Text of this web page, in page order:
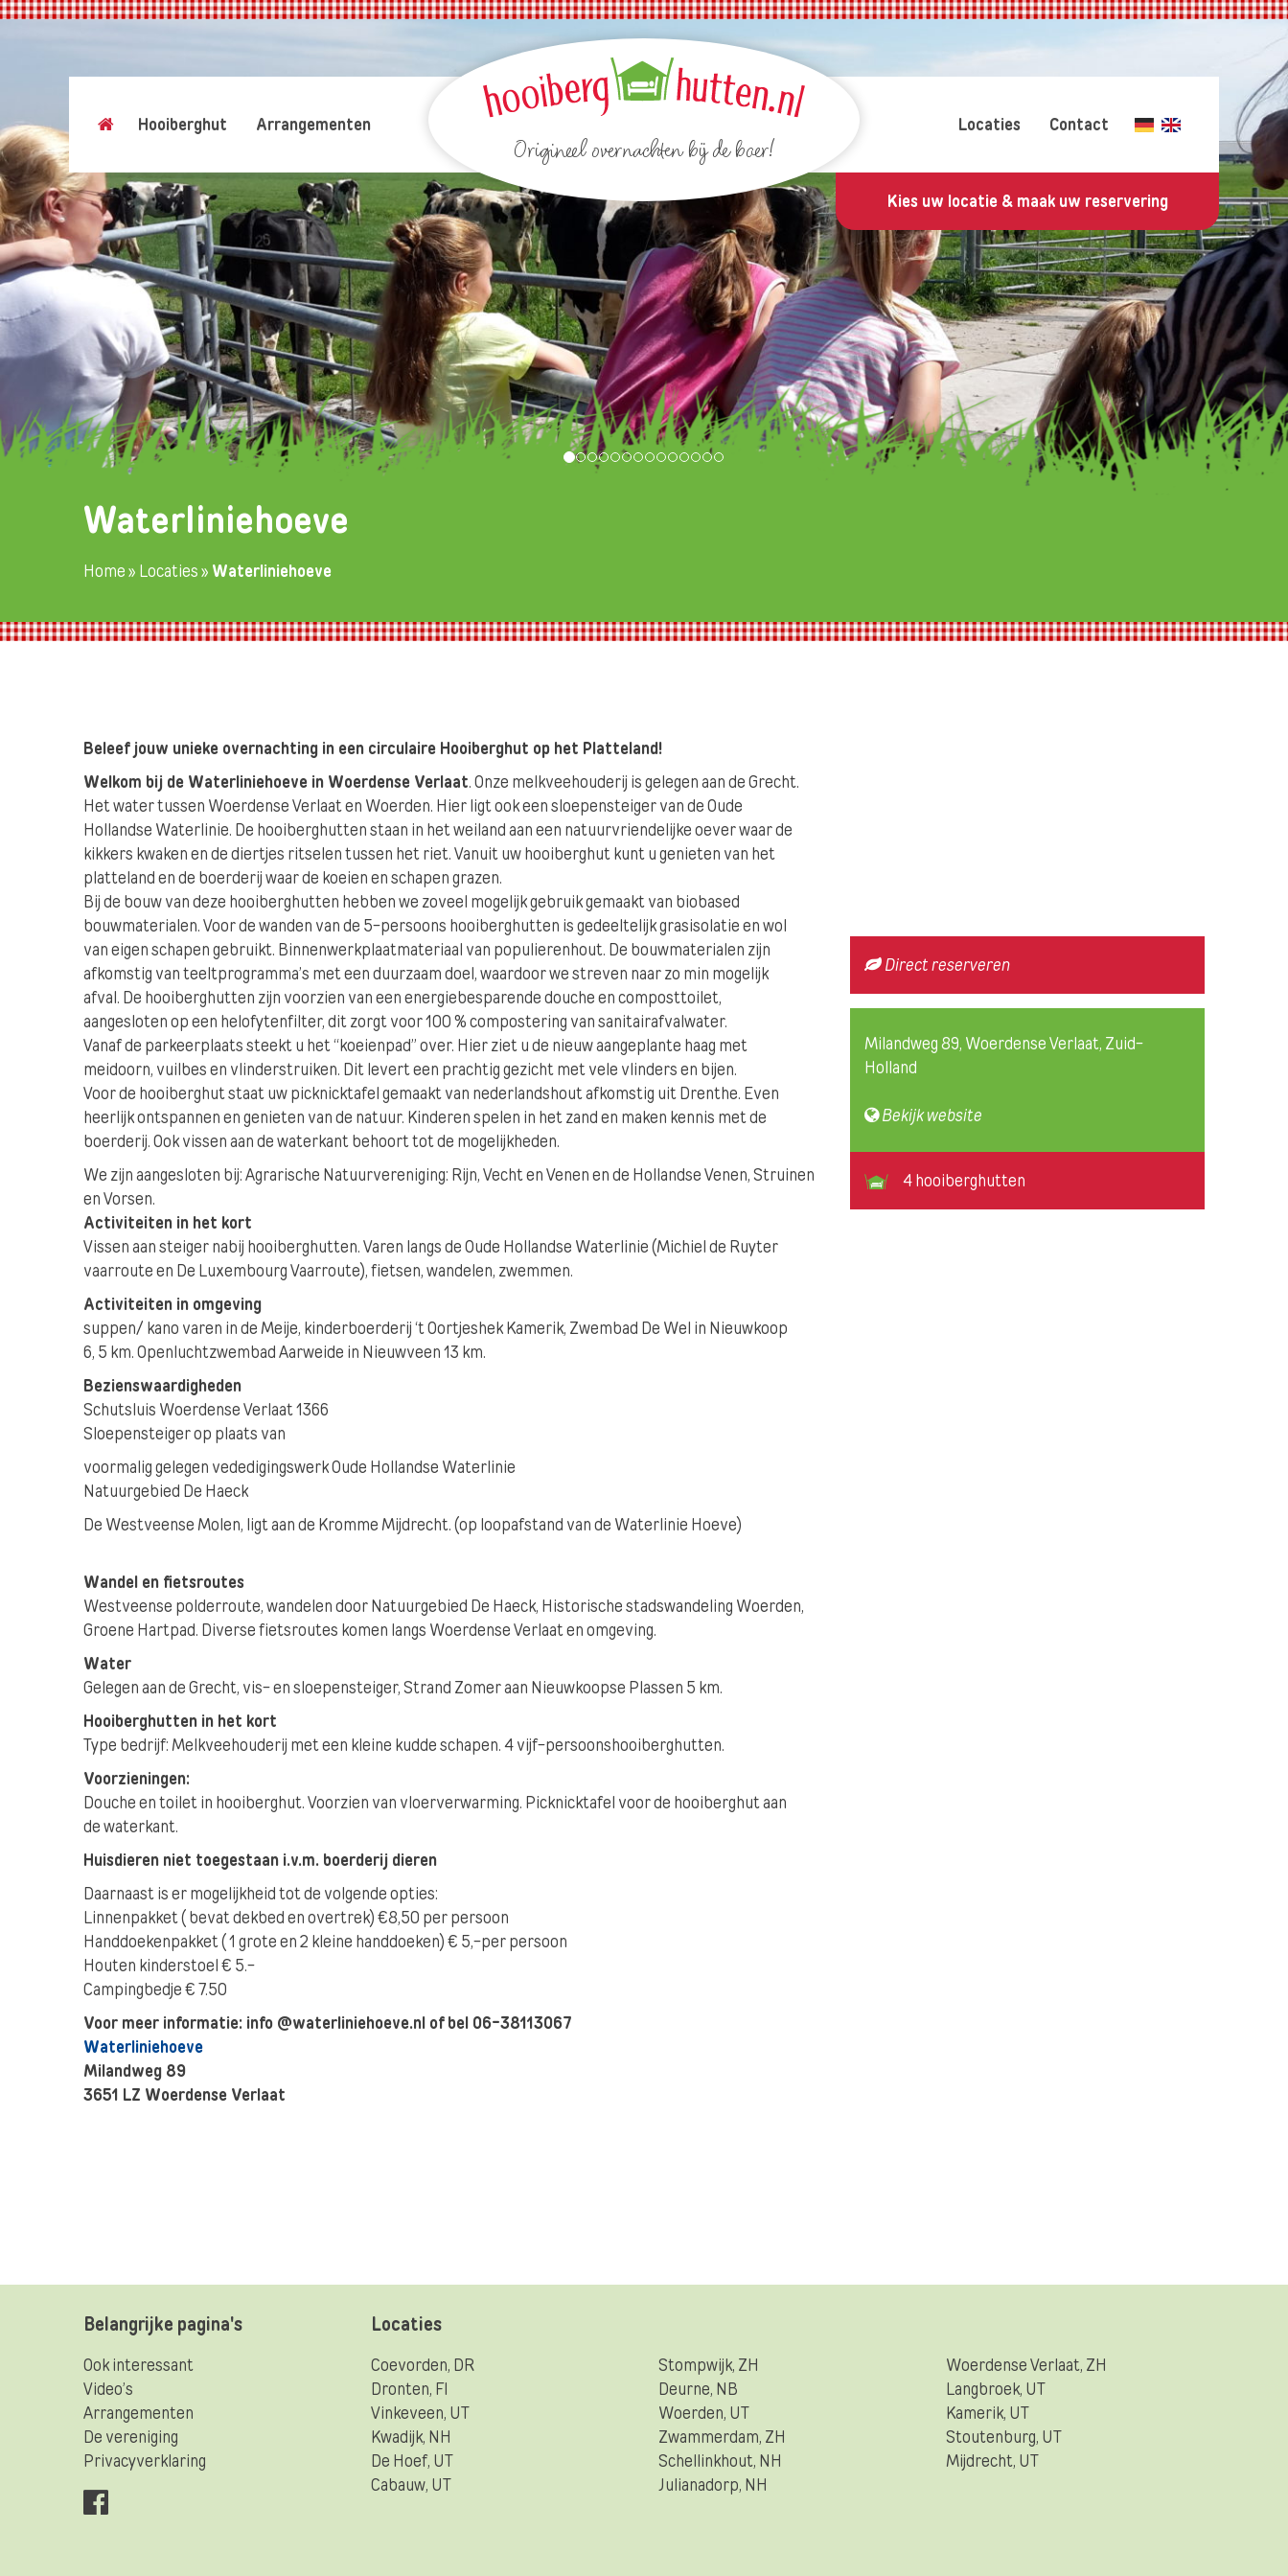
Origineel overnachten bij de boer!
Hooiberghut Arrangementen Contact
Locaties
Kies uw locatie & maak uw reservering
Waterliniehoeve
Home» Locaties» Waterliniehoeve
Beleef jouw unieke overnachting in een circulaire Hooiberghut op het Platteland!
Welkom bij de Waterliniehoeve in Woerdense Verlaat. Onze melkveehouderij is gelegen aan de Grecht.
Het water tussen Woerdense Verlaat en Woerden. Hier ligt ook een sloepensteiger van de Oude
Hollandse Waterlinie. De hooiberghutten staan in het weiland aan een natuurvriendelijke oever waar de
kikkers kwaken en de diertjes ritselen tussen het riet. Vanuit uw hooiberghut kunt u genieten van het
platteland en de boerderij waar de koeien en schapen grazen.
Bij de bouw van deze hooiberghutten hebben we zoveel mogelijk gebruik gemaakt van biobased
bouwmaterialen. Voor de wanden van de 5-persoons hooiberghutten is gedeeltelijk grasisolatie en wol
van eigen schapen gebruikt. Binnenwerkplaatmateriaal van populierenhout. De bouwmaterialen zijn
afkomstig van teeltprogramma’s met een duurzaam doel, waardoor we streven naar zo min mogelijk
afval. De hooiberghutten zijn voorzien van een energiebesparende douche en composttoilet,
aangesloten op een helofytenfilter, dit zorgt voor 100 % compostering van sanitairafvalwater.
Vanaf de parkeerplaats steekt u het “koeienpad” over. Hier ziet u de nieuw aangeplante haag met
meidoorn, vuilbes en vlinderstruiken. Dit levert een prachtig gezicht met vele vlinders en bijen.
Voor de hooiberghut staat uw picknicktafel gemaakt van nederlandshout afkomstig uit Drenthe. Even
heerlijk ontspannen en genieten van de natuur. Kinderen spelen in het zand en maken kennis met de
boerderij. Ook vissen aan de waterkant behoort tot de mogelijkheden.
We zijn aangesloten bij: Agrarische Natuurvereniging: Rijn, Vecht en Venen en de Hollandse Venen, Struinen
en Vorsen.
Activiteiten in het kort
Vissen aan steiger nabij hooiberghutten. Varen langs de Oude Hollandse Waterlinie (Michiel de Ruyter
vaarroute en De Luxembourg Vaarroute), fietsen, wandelen, zwemmen.
Activiteiten in omgeving
suppen/ kano varen in de Meije, kinderboerderij ‘t Oortjeshek Kamerik, Zwembad De Wel in Nieuwkoop
6, 5 km. Openluchtzwembad Aarweide in Nieuwveen 13 km.
Bezienswaardigheden
Schutsluis Woerdense Verlaat 1366
Sloepensteiger op plaats van
voormalig gelegen vededigingswerk Oude Hollandse Waterlinie
Natuurgebied De Haeck
De Westveense Molen, ligt aan de Kromme Mijdrecht. (op loopafstand van de Waterlinie Hoeve)
Wandel en fietsroutes
Westveense polderroute, wandelen door Natuurgebied De Haeck, Historische stadswandeling Woerden,
Groene Hartpad. Diverse fietsroutes komen langs Woerdense Verlaat en omgeving.
Water
Gelegen aan de Grecht, vis- en sloepensteiger, Strand Zomer aan Nieuwkoopse Plassen 5 km.
Hooiberghutten in het kort
Type bedrijf: Melkveehouderij met een kleine kudde schapen. 4 vijf-persoonshooiberghutten.
Voorzieningen:
Douche en toilet in hooiberghut. Voorzien van vloerverwarming. Picknicktafel voor de hooiberghut aan
de waterkant.
Huisdieren niet toegestaan i.v.m. boerderij dieren
Daarnaast is er mogelijkheid tot de volgende opties:
Linnenpakket ( bevat dekbed en overtrek) €8,50 per persoon
Handdoekenpakket ( 1 grote en 2 kleine handdoeken) € 5,-per persoon
Houten kinderstoel € 5.-
Campingbedje € 7.50
Voor meer informatie: info @waterliniehoeve.nl of bel 06-38113067
Waterliniehoeve
Milandweg 89
3651 LZ Woerdense Verlaat
Direct reserveren
Milandweg 89, Woerdense Verlaat, Zuid-
Holland
Bekijk website
4 hooiberghutten
Belangrijke pagina's
Ook interessant
Video’s
Arrangementen
De vereniging
Privacyverklaring
Locaties
Coevorden, DR Stompwijk, ZH
Woerdense Verlaat, ZH
Dronten, Fl
Deurne, NB
Langbroek, UT
Vinkeveen, UT
Woerden, UT
Kamerik, UT
Kwadijk, NH
Zwammerdam, ZH
Stoutenburg, UT
De Hoef, UT
Schellinkhout, NH
Mijdrecht, UT
Cabauw, UT
Julianadorp, NH